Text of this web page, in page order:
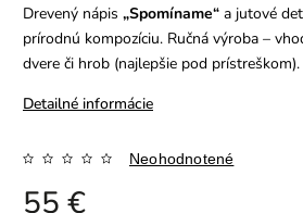
Drevený nápis „Spomíname“ a jutové
prírodnú kompozíciu. Ručná výroba –
dvere či hrob (najlepšie pod prístreškom).
Detailné informácie
Neohodnotené
55 €